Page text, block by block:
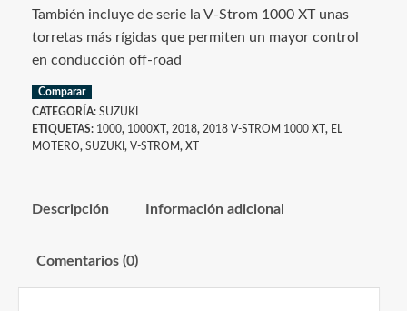
También incluye de serie la V-Strom 1000 XT unas
torretas más rígidas que permiten un mayor control
en conducción off-road
Comparar
CATEGORÍA: SUZUKI
ETIQUETAS: 1000, 1000XT , 2018, 2018 V-STROM 1000 XT , EL
MOTERO, SUZUKI , V-STROM, XT
Descripción Información adicional
Comentarios (0)